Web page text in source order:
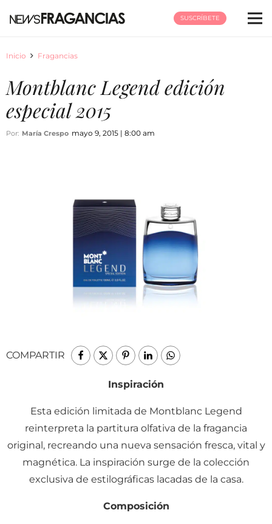
SUSCRÍBETE
Inicio Fragancias
Montblanc Legend edición
especial 2015
Por: María Crespo mayo 9, 2015 | 8:00 am
COMPARTIR
Inspiración
Esta edición limitada de Montblanc Legend
reinterpreta la partitura olfativa de la fragancia
original, recreando una nueva sensación fresca, vital y
magnética. La inspiración surge de la colección
exclusiva de estilográficas lacadas de la casa.
Composición